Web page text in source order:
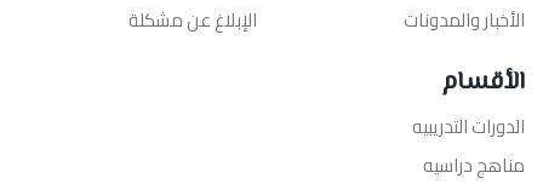
الأخبار والمدونات
الإبلاغ عن مشكلة
الأقسام
الدورات التدريبيه
مناهج دراسيه